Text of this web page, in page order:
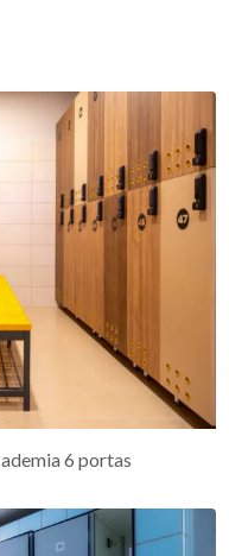
6 portas